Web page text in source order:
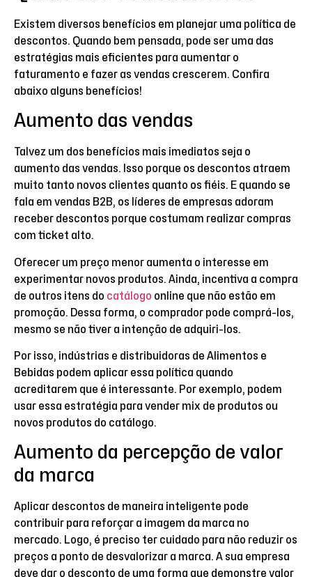
Existem diversos benefícios em planejar uma política de
descontos. Quando bem pensada, pode ser uma das
estratégias mais eficientes para aumentar o
faturamento e fazer as vendas crescerem. Confira
abaixo alguns benefícios!
Aumento das vendas
Talvez um dos benefícios mais imediatos seja o
aumento das vendas. Isso porque os descontos atraem
muito tanto novos clientes quanto os fiéis. E quando se
fala em vendas B2B, os líderes de empresas adoram
receber descontos porque costumam realizar compras
com ticket alto.
Oferecer um preço menor aumenta o interesse em
experimentar novos produtos. Ainda, incentiva a compra
de outros itens do catálogo online que não estão em
promoção. Dessa forma, o comprador pode comprá-los,
mesmo se não tiver a intenção de adquiri-los.
Por isso, indústrias e distribuidoras de Alimentos e
Bebidas podem aplicar essa política quando
acreditarem que é interessante. Por exemplo, podem
usar essa estratégia para vender mix de produtos ou
novos produtos do catálogo.
Aumento da percepção de valor
da marca
Aplicar descontos de maneira inteligente pode
contribuir para reforçar a imagem da marca no
mercado. Logo, é preciso ter cuidado para não reduzir os
preços a ponto de desvalorizar a marca. A sua empresa
deve dar o desconto de uma forma que demonstre valor